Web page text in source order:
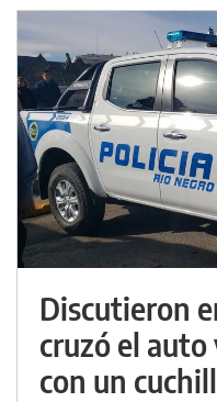
Discutieron
cruzó el auto
con un